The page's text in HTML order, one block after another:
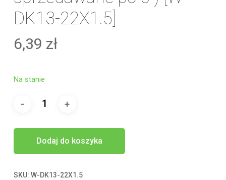
DK13-22X1.5]
6,39 zł
Na stanie
Dodaj do koszyka
SKU: W-DK13-22X1.5